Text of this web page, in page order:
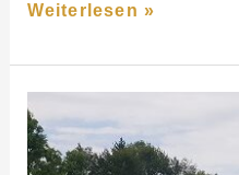
Weiterlesen »
Soccer
in
Pankow